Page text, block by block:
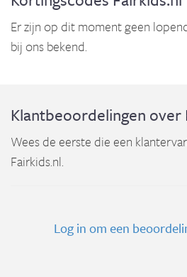
Er zijn op dit moment geen
bij ons bekend.
Klantbeoordelingen over
Wees de eerste die een
Fairkids.nl.
Log in om een